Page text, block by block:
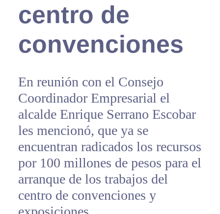
centro de
convenciones
En reunión con el Consejo
Coordinador Empresarial el
alcalde Enrique Serrano Escobar
les mencionó, que ya se
encuentran radicados los recursos
por 100 millones de pesos para el
arranque de los trabajos del
centro de convenciones y